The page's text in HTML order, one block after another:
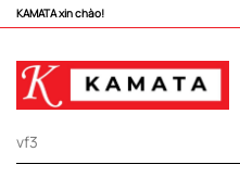
Vô vàng khuyến mãi hấp dẫn đang chờ đợi